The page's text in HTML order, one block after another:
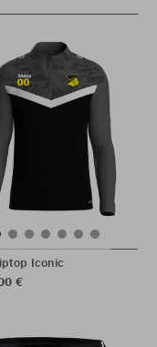
Iconic
€